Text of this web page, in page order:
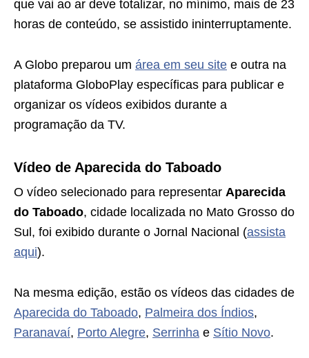
que vai ao ar deve totalizar, no mínimo, mais de 23
horas de conteúdo, se assistido ininterruptamente.
A Globo preparou um área em seu site e outra na
plataforma GloboPlay específicas para publicar e
organizar os vídeos exibidos durante a
programação da TV.
Vídeo de Aparecida do Taboado
O vídeo selecionado para representar Aparecida
do Taboado, cidade localizada no Mato Grosso do
Sul, foi exibido durante o Jornal Nacional (assista
aqui).
Na mesma edição, estão os vídeos das cidades de
Aparecida do Taboado, Palmeira dos Índios,
Paranavaí, Porto Alegre, Serrinha e Sítio Novo.